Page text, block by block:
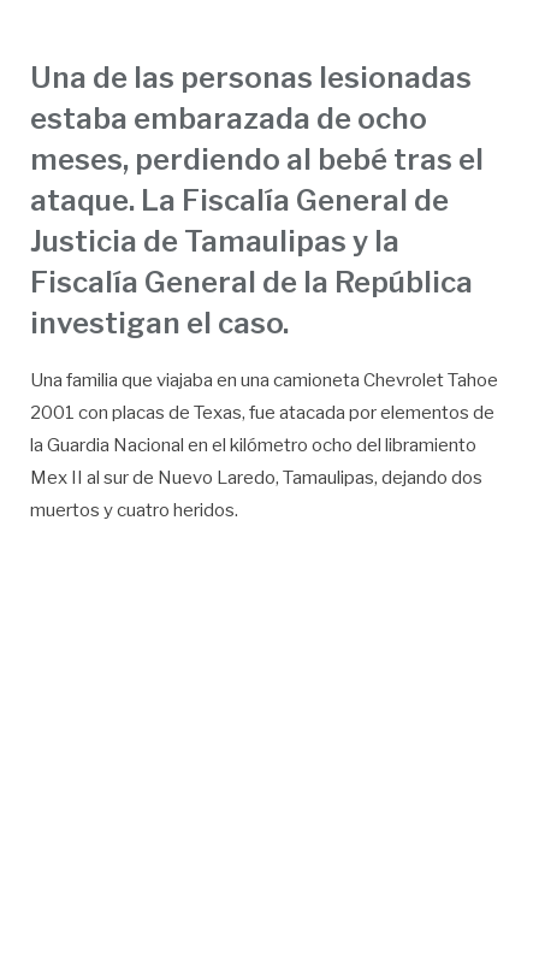
Una de las personas lesionadas
estaba embarazada de ocho
meses, perdiendo al bebé tras el
ataque. La Fiscalía General de
Justicia de Tamaulipas y la
Fiscalía General de la República
investigan el caso.
Una familia que viajaba en una camioneta Chevrolet Tahoe
2001 con placas de Texas, fue atacada por elementos de
la Guardia Nacional en el kilómetro ocho del libramiento
Mex II al sur de Nuevo Laredo, Tamaulipas, dejando dos
muertos y cuatro heridos.